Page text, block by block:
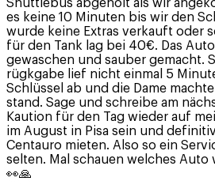
Shuttlebus abgeholt als wir
es keine 10 Minuten bis wir den
wurde keine Extras verkauft oder
für den Tank lag bei 40€. Das
gewaschen und sauber gemacht.
rügkgabe lief nicht einmal 5
Schlüssel ab und die Dame
stand. Sage und schreibe am
Kaution für den Tag wieder auf
im August in Pisa sein und
Centauro mieten. Also so ein
selten. Mal schauen welches Auto
👀🙏